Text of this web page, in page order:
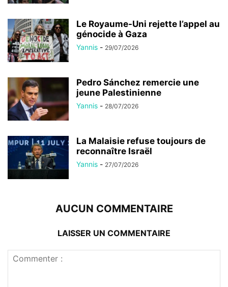
Le Royaume-Uni rejette l’appel au
génocide à Gaza
Yannis - 29/07/2026
Pedro Sánchez remercie une
jeune Palestinienne
Yannis - 28/07/2026
La Malaisie refuse toujours de
reconnaître Israël
Yannis - 27/07/2026
AUCUN COMMENTAIRE
LAISSER UN COMMENTAIRE